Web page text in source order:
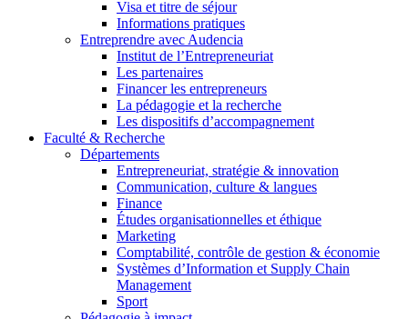
Visa et titre de séjour
Informations pratiques
Entreprendre avec Audencia
Institut de l’Entrepreneuriat
Les partenaires
Financer les entrepreneurs
La pédagogie et la recherche
Les dispositifs d’accompagnement
Faculté & Recherche
Départements
Entrepreneuriat, stratégie & innovation
Communication, culture & langues
Finance
Études organisationnelles et éthique
Marketing
Comptabilité, contrôle de gestion & économie
Systèmes d’Information et Supply Chain
Management
Sport